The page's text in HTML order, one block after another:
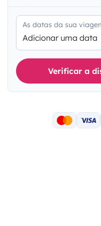
As datas da sua
Adicionar uma data
Verificar a